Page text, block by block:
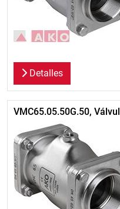
Detalles
VMC65.05.50G.50,